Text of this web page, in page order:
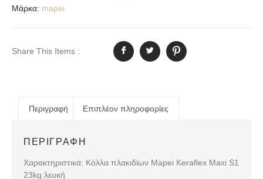
Μάρκα: mapei
Share This Items :
Περιγραφή Επιπλέον πληροφορίες
ΠΕΡΙΓΡΑΦΉ
Χαρακτηριστικά: Κόλλα πλακιδίων Mapei Keraflex Maxi S1
23kg λευκή